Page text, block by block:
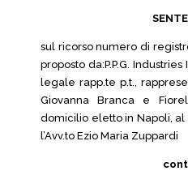
sul ricorso numero di
proposto da:P.P.G.
legale rapp.te p.t.,
Giovanna Branca e
domicilio eletto in Napoli, al
l’Avv.to Ezio Maria Zuppardi